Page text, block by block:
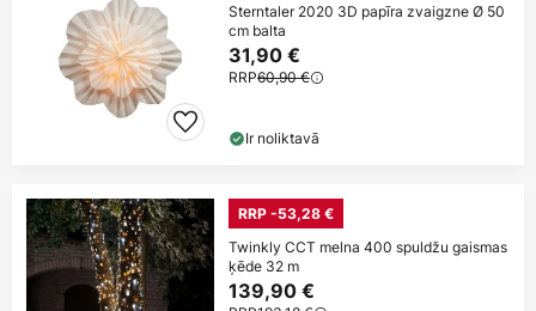
Sterntaler 2020 3D papīra zvaigzne Ø 50
cm balta
31,90 €
RRP60,90 €
Ir noliktavā
RRP -53,28 €
Twinkly CCT melna 400 spuldžu gaismas
ķēde 32 m
139,90 €